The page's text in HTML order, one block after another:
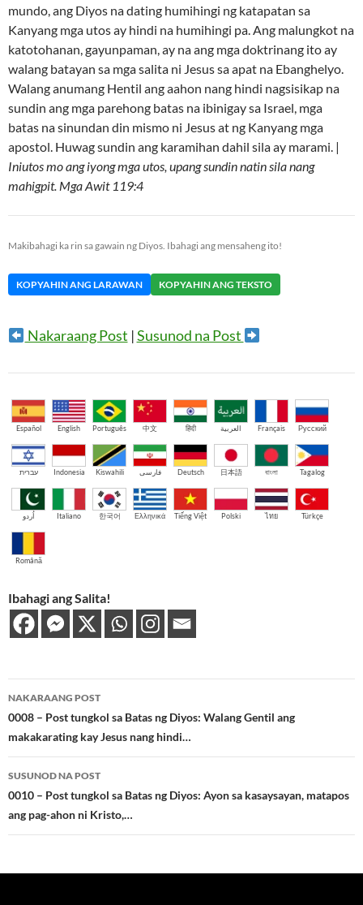
mundo, ang Diyos na dating humihingi ng katapatan sa
Kanyang mga utos ay hindi na humihingi pa. Ang malungkot na
katotohanan, gayunpaman, ay na ang mga doktrinang ito ay
walang batayan sa mga salita ni Jesus sa apat na Ebanghelyo.
Walang anumang Hentil ang aahon nang hindi nagsisikap na
sundin ang mga parehong batas na ibinigay sa Israel, mga
batas na sinundan din mismo ni Jesus at ng Kanyang mga
apostol. Huwag sundin ang karamihan dahil sila ay marami. |
Iniutos mo ang iyong mga utos, upang sundin natin sila nang
mahigpit. Mga Awit 119:4
Makibahagi ka rin sa gawain ng Diyos. Ibahagi ang mensaheng ito!
KOPYAHIN ANG LARAWAN KOPYAHIN ANG TEKSTO
Nakaraang Post |Susunod na Post
Español English Português 中文 हिंदी العربية Français Русский
עברית Indonesia Kiswahili فارسی Deutsch 日本語 বাংলা Tagalog
اُردو Italiano 한국어 Ελληνικά Tiếng Việt Polski ไทย Türkçe
Română
Ibahagi ang Salita!
Post
navigation
NAKARAANG POST
0008 – Post tungkol sa Batas ng Diyos: Walang Gentil ang
makakarating kay Jesus nang hindi…
SUSUNOD NA POST
0010 – Post tungkol sa Batas ng Diyos: Ayon sa kasaysayan, matapos
ang pag-ahon ni Kristo,…